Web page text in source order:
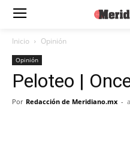
Inicio Opinión
Opinión
Peloteo |
Por Redacción de Meridiano.mx -